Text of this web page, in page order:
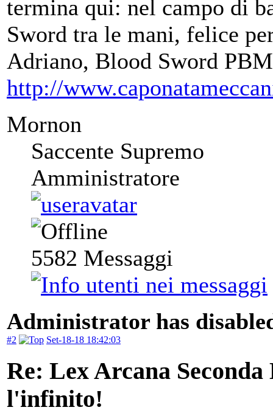
termina qui: nel campo di
Sword tra le mani, felice
Adriano, Blood Sword PBM
http://
Mornon
Saccente Supremo
Amministratore
5582 Messaggi
Administrator has
#2 Set-18-18 18:42:03
Re: Lex Arcana
l'infinito!